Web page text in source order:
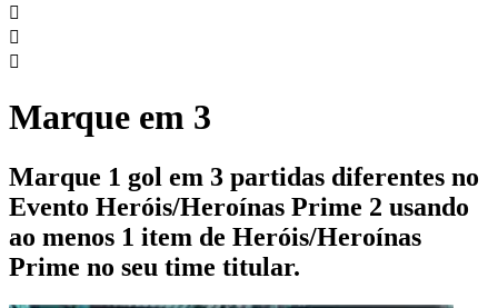



Marque em 3
Marque 1 gol em 3 partidas diferentes no
Evento Heróis/Heroínas Prime 2 usando
ao menos 1 item de Heróis/Heroínas
Prime no seu time titular.